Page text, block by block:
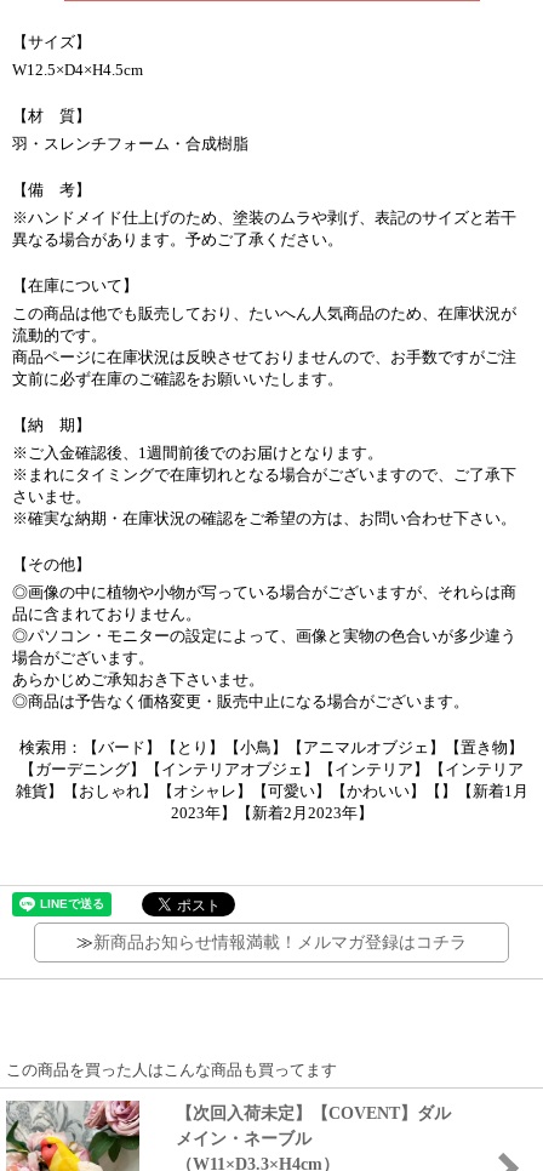
【サイズ】
W12.5×D4×H4.5cm
【材 質】
羽・スレンチフォーム・合成樹脂
【備 考】
※ハンドメイド仕上げのため、塗装のムラや剥げ、表記のサイズと若干
異なる場合があります。予めご了承ください。
【在庫について】
この商品は他でも販売しており、たいへん人気商品のため、在庫状況が
流動的です。
商品ページに在庫状況は反映させておりませんので、お手数ですがご注
文前に必ず在庫のご確認をお願いいたします。
【納 期】
※ご入金確認後、1週間前後でのお届けとなります。
※まれにタイミングで在庫切れとなる場合がございますので、ご了承下
さいませ。
※確実な納期・在庫状況の確認をご希望の方は、お問い合わせ下さい。
【その他】
◎画像の中に植物や小物が写っている場合がございますが、それらは商
品に含まれておりません。
◎パソコン・モニターの設定によって、画像と実物の色合いが多少違う
場合がございます。
あらかじめご承知おき下さいませ。
◎商品は予告なく価格変更・販売中止になる場合がございます。
検索用：【バード】【とり】【小鳥】【アニマルオブジェ】【置き物】
【ガーデニング】【インテリアオブジェ】【インテリア】【インテリア
雑貨】【おしゃれ】【オシャレ】【可愛い】【かわいい】【】【新着1月
2023年】【新着2月2023年】
≫新商品お知らせ情報満載！メルマガ登録はコチラ
この商品を買った人はこんな商品も買ってます
【次回入荷未定】【COVENT】ダル
メイン・ネーブル
（W11×D3.3×H4cm）